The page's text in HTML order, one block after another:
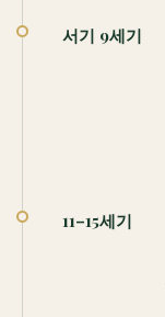
서기 9세기
11–15세기